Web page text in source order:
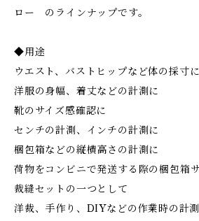
ロー のラインナップです。
◆用途
ウエスト、バストヒップなど体の採寸に
洋服の身幅、着丈などの計測に
靴のサイズ感確認に
センチの計測、インチの計測に
梱包箱などの縦横高さの計測に
荷物をコンビニで発送する際の梱包箱
裁縫セットの一つとして
洋裁、手作り、DIYなどの作業時の計